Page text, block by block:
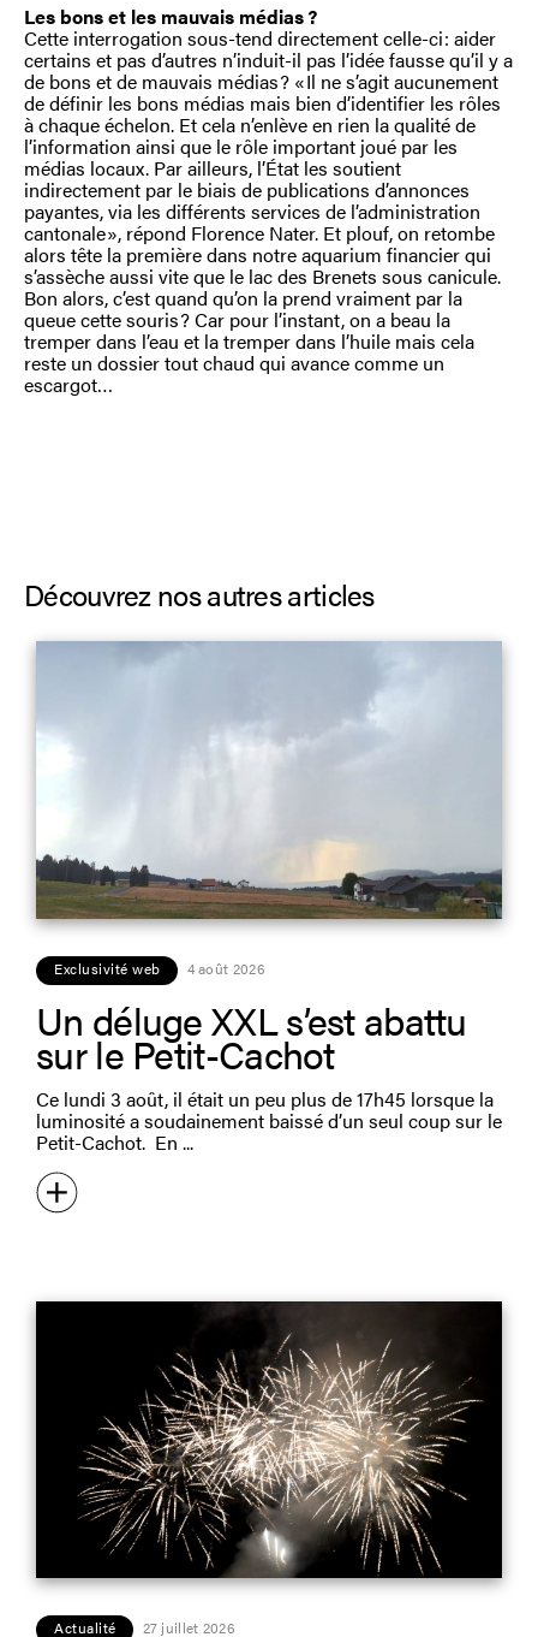
Les bons et les mauvais médias ?
Cette interrogation sous-tend directement celle-ci : aider
certains et pas d’autres n’induit-il pas l’idée fausse qu’il y a
de bons et de mauvais médias ? « Il ne s’agit aucunement
de définir les bons médias mais bien d’identifier les rôles
à chaque échelon. Et cela n’enlève en rien la qualité de
l’information ainsi que le rôle important joué par les
médias locaux. Par ailleurs, l’État les soutient
indirectement par le biais de publications d’annonces
payantes, via les différents services de l’administration
cantonale », répond Florence Nater. Et plouf, on retombe
alors tête la première dans notre aquarium financier qui
s’assèche aussi vite que le lac des Brenets sous canicule.
Bon alors, c’est quand qu’on la prend vraiment par la
queue cette souris ? Car pour l’instant, on a beau la
tremper dans l’eau et la tremper dans l’huile mais cela
reste un dossier tout chaud qui avance comme un
escargot…
Découvrez nos autres articles
Exclusivité web 4 août 2026
Un déluge XXL s’est abattu
sur le Petit-Cachot
Ce lundi 3 août, il était un peu plus de 17h45 lorsque la
luminosité a soudainement baissé d’un seul coup sur le
Petit-Cachot. En
Actualité 27 juillet 2026